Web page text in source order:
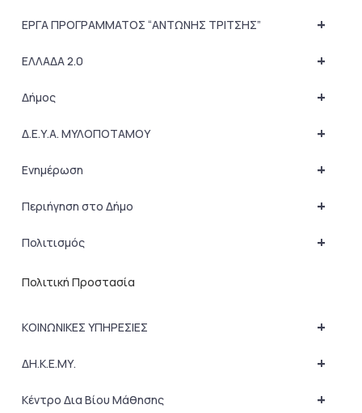
+
ΕΡΓΑ ΠΡΟΓΡΑΜΜΑΤΟΣ “ΑΝΤΩΝΗΣ ΤΡΙΤΣΗΣ”
+
ΕΛΛΑΔΑ 2.0
+
Δήμος
+
Δ.Ε.Υ.Α. ΜΥΛΟΠΟΤΑΜΟΥ
+
Ενημέρωση
+
Περιήγηση στο Δήμο
+
Πολιτισμός
Πολιτική Προστασία
+
ΚΟΙΝΩΝΙΚΕΣ ΥΠΗΡΕΣΙΕΣ
+
ΔΗ.Κ.Ε.ΜΥ.
+
Κέντρο Δια Βίου Μάθησης